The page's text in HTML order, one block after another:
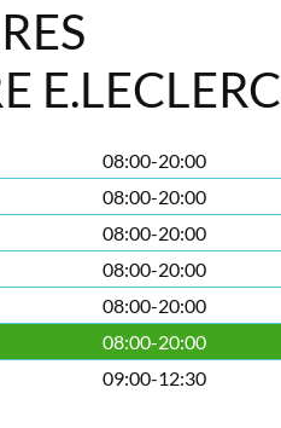
E.LECLERC
08:00-20:00
08:00-20:00
08:00-20:00
08:00-20:00
08:00-20:00
08:00-20:00
09:00-12:30